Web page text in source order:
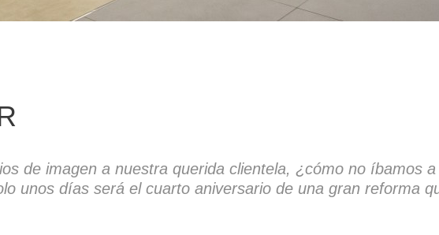
de imagen a nuestra querida clientela, ¿cómo no íbamos
unos días será el cuarto aniversario de una gran reforma